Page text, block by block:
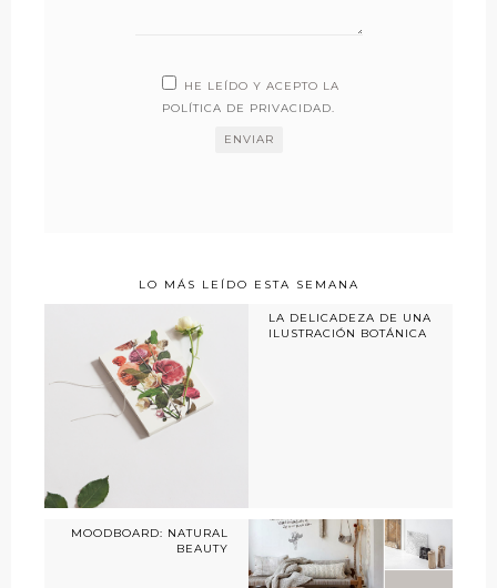
HE LEÍDO Y ACEPTO LA
POLÍTICA DE PRIVACIDAD.
LO MÁS LEÍDO ESTA SEMANA
LA DELICADEZA DE UNA
ILUSTRACIÓN BOTÁNICA
MOODBOARD: NATURAL
BEAUTY